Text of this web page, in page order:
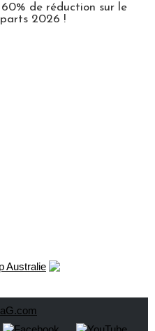
60% de réduction sur le
2026 !